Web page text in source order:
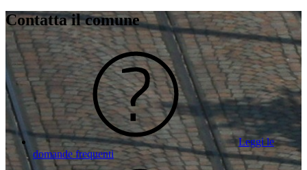
Contatta il comune
Leggi le
domande frequenti